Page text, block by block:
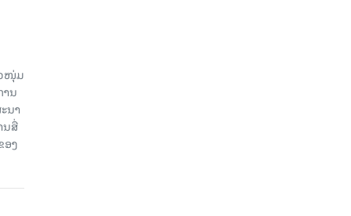
ໜຸ່ມ
ນ
ນາ
ນສື່
ງ